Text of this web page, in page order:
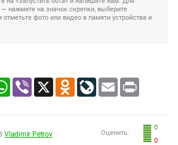
нажмите на значок скрепки, выберите
фото или видео в памяти устройства и
WhatsApp
Viber X Odnoklassniki
LiveJournal
Email Print
0
0
Оценить:
Vladimir Petrov